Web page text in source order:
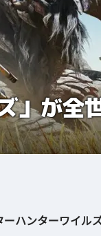
」が全
ーハンターワイル